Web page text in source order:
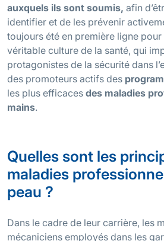
auxquels ils sont soumis, afin
identifier et de les prévenir
toujours été en première ligne pour
véritable culture de la santé, qui
protagonistes de la sécurité dans
des promoteurs actifs des
les plus efficaces des maladies
mains.
Quelles sont les
maladies
peau ?
Dans le cadre de leur carrière, les
mécaniciens employés dans les